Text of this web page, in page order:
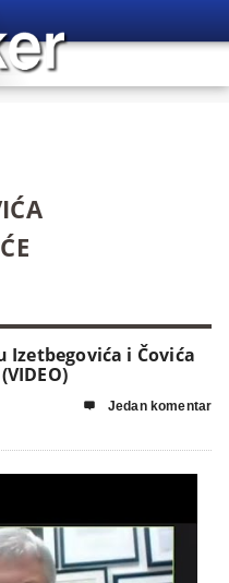
Izetbegovića i Čovića
 Jedan komentar